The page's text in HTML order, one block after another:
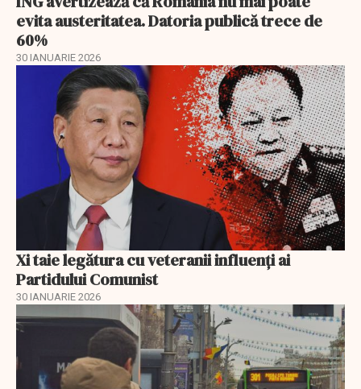
evita austeritatea. Datoria publică trece de
60%
30 IANUARIE 2026
Xi taie legătura cu veteranii influenți ai
Partidului Comunist
30 IANUARIE 2026